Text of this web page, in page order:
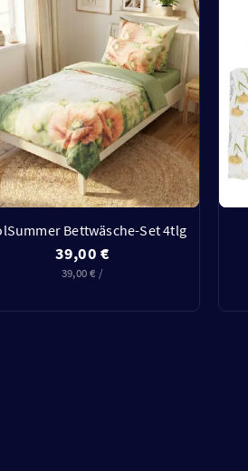
Bettwäsche-Set 4tlg
39,00 €
39,00 € /